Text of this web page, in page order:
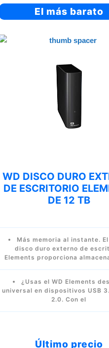
El más barato
WD DISCO DURO
DE ESCRITORIO
DE 12 TB
Más memoria al instante. El
disco duro externo de
Elements proporciona
¿Usas el WD Elements
universal en dispositivos USB
2.0. Con el
Último precio